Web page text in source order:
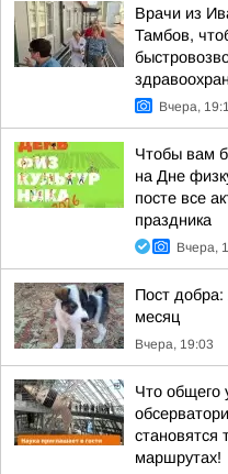
Врачи из
Тамбов,
Вчера,
Чтобы вам
на Дне
посте все
праздника
Вчера,
Пост
месяц
Вчера, 19:03
Что общего
становятся
маршрутах!